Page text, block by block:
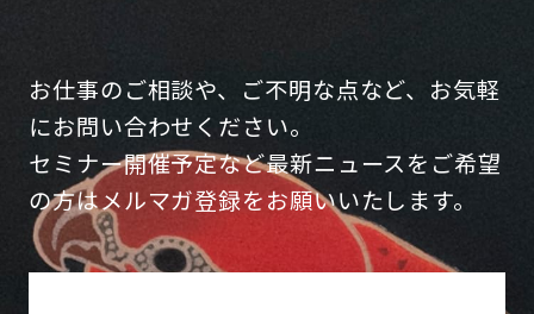
お仕事のご相談や、ご不明な点など、お気軽
にお問い合わせください。
セミナー開催予定など最新ニュースをご希望
の方はメルマガ登録をお願いいたします。